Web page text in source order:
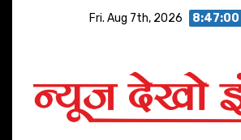
Fri. Aug 7th, 2026 8:47:00